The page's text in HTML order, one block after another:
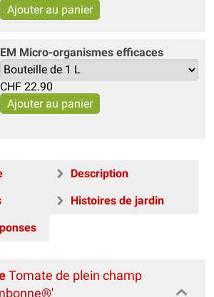
EM Micro-organismes efficaces
CHF 22.90
Description
Histoires de jardin
Tomate de plein champ